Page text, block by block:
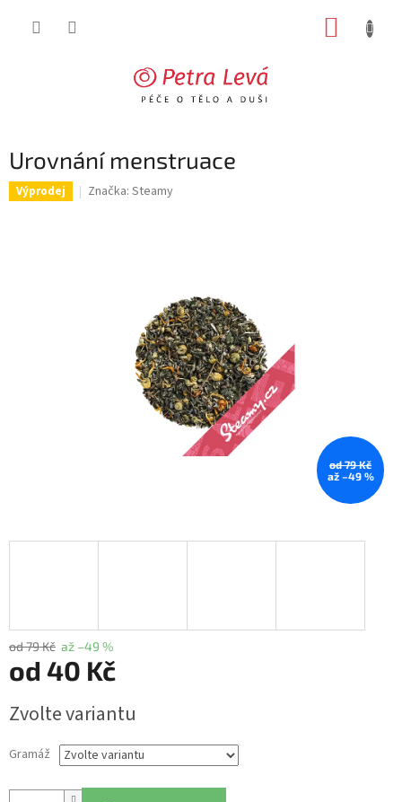
Urovnání menstruace
Výprodej Značka: Steamy
od 79 Kč
až –49 %
od 79 Kč až –49 %
od 40 Kč
cena:
Zvolte variantu
Gramáž